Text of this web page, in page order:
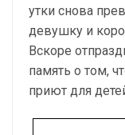
утки снова
девушку и
Вскоре
память о том,
приют для